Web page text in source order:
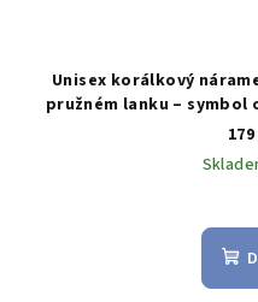
Unisex korálkový
pružném lanku – symbol